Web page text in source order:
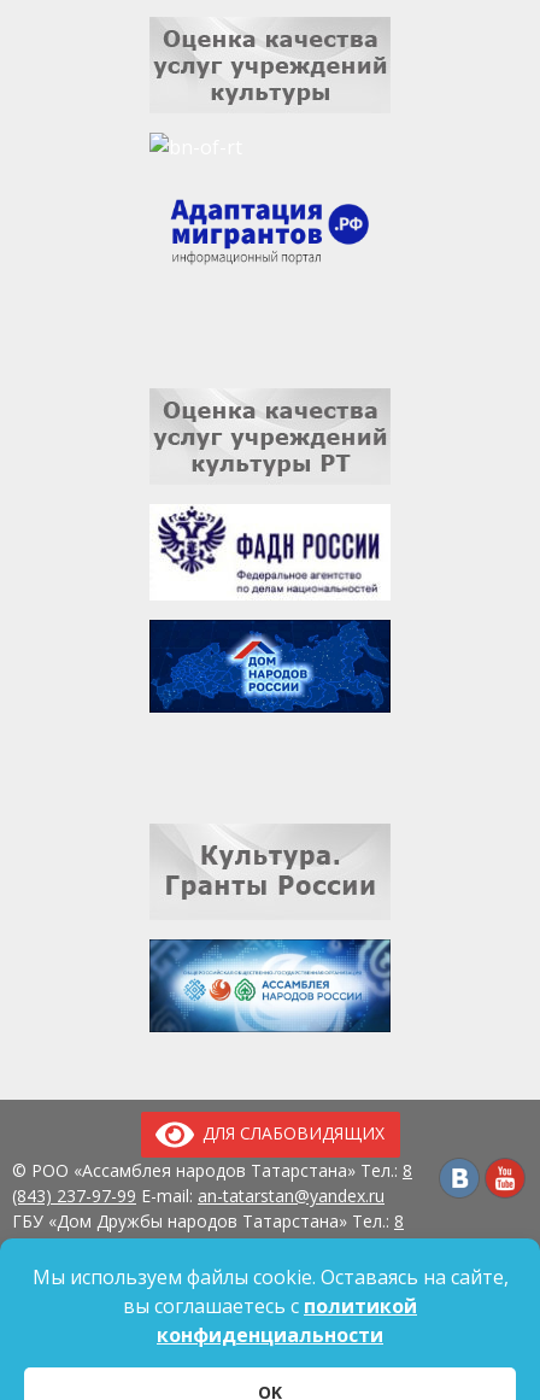
ДЛЯ СЛАБОВИДЯЩИХ
© РОО «Ассамблея народов Татарстана» Тел.: 8
(843) 237-97-99 E-mail: an-tatarstan@yandex.ru
ГБУ «Дом Дружбы народов Татарстана» Тел.: 8
420107, г. Казань, ул. Павлюхина, д. 57
Политика обработки персональных данных
Мы используем файлы cookie. Оставаясь на сайте,
вы соглашаетесь с политикой
конфиденциальности
OK